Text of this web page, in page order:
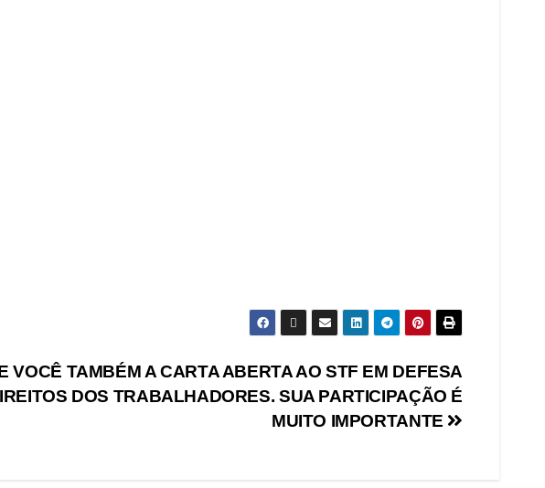
VOCÊ TAMBÉM A CARTA ABERTA AO STF EM DEFESA
DOS TRABALHADORES. SUA PARTICIPAÇÃO É
MUITO IMPORTANTE